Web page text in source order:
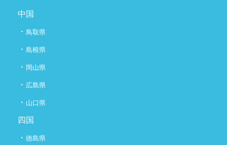
中国
・ 鳥取県
・ 島根県
・ 岡山県
・ 広島県
・ 山口県
四国
・ 徳島県